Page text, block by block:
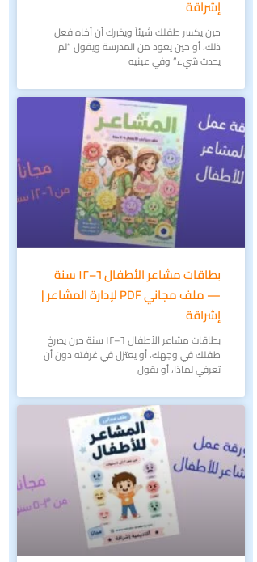
إشراقة
حين يكسر طفلك شيئاً ويخبرك أن أخاه فعل
ذلك، أو حين يعود من المدرسة ويقول “لم
يحدث شيء” وفي عينيه
بطاقات مشاعر الأطفال ٦–١٢ سنة
— ملف مجاني PDF لإدارة المشاعر |
إشراقة
بطاقات مشاعر الأطفال ٦–١٢ سنة حين يصرخ
طفلك في وجهك، أو يعتزل في غرفته دون أن
تعرفي لماذا، أو يقول